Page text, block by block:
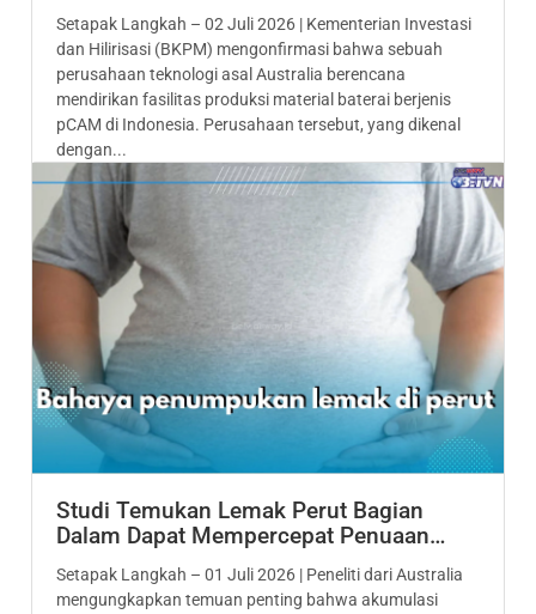
Setapak Langkah – 02 Juli 2026 | Kementerian Investasi
dan Hilirisasi (BKPM) mengonfirmasi bahwa sebuah
perusahaan teknologi asal Australia berencana
mendirikan fasilitas produksi material baterai berjenis
pCAM di Indonesia. Perusahaan tersebut, yang dikenal
dengan...
Studi Temukan Lemak Perut Bagian
Dalam Dapat Mempercepat Penuaan…
Setapak Langkah – 01 Juli 2026 | Peneliti dari Australia
mengungkapkan temuan penting bahwa akumulasi